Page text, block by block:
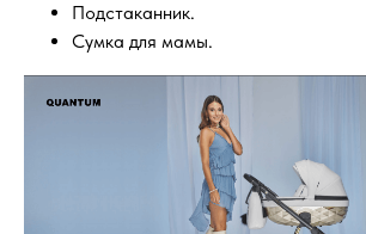
Подстаканник.
Сумка для мамы.